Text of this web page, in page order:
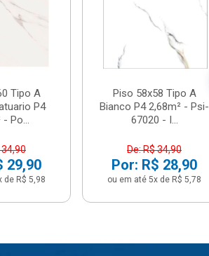
Tipo A
P4
- Po...
34,90
29,90
de R$ 5,98
Piso 58x58 Tipo A
Bianco P4 2,68m² - Psi-
67020 - I...
De: R$ 34,90
Por: R$ 28,90
ou em até 5x de R$ 5,78